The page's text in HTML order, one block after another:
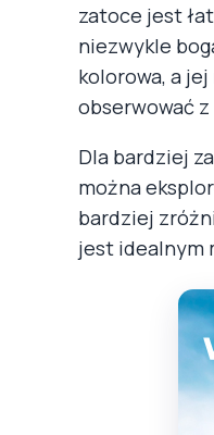
zatoce jest
niezwykle
kolorowa, a
obserwować z
Dla bardziej
można
bardziej
jest idealnym